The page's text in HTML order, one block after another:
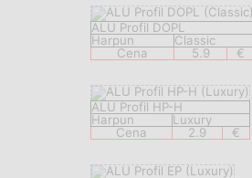
ALU Profil DOPL
Harpun
Classic
Cena
5.9 €
ALU Profil HP-H
Harpun
Luxury
Cena
2.9 €